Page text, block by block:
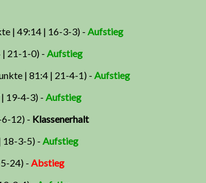
| 49:14 | 16-3-3) - Aufstieg
| 21-1-0) - Aufstieg
| 81:4 | 21-4-1) - Aufstieg
19-4-3) - Aufstieg
12) - Klassenerhalt
18-3-5) - Aufstieg
24) - Abstieg